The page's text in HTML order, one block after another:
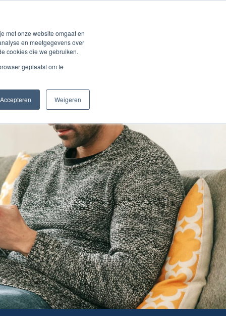
met onze website omgaat en
en meetgegevens over
cookies die we gebruiken.
geplaatst om te
Accepteren Weigeren
Over BVCM